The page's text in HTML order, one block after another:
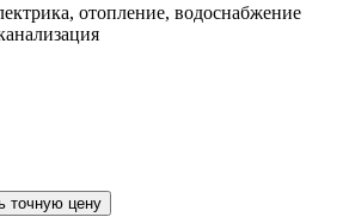
отопление, водоснабжение
точную цену